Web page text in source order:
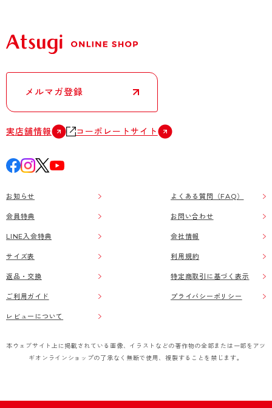
メルマガ登録
実店舗情報 コーポレートサイト
お知らせ
会員特典
LINE入会特典
サイズ表
返品・交換
ご利用ガイド
レビューについて
よくある質問（FAQ）
お問い合わせ
会社情報
利用規約
特定商取引に基づく表示
プライバシーポリシー
本ウェブサイト上に掲載されている画像、イラストなどの著作物の全部または一部をアツ
ギオンラインショップの了承なく無断で使用、複製することを禁じます。